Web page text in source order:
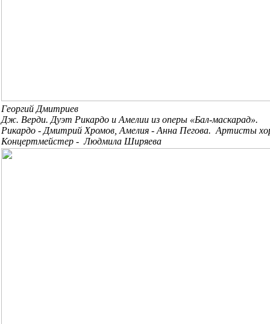
Георгий Дмитриев
Дж. Верди. Дуэт Рикардо и Амелии из оперы «Бал-маскарад».
Рикардо - Дмитрий Хромов, Амелия - Анна Пегова. Артисты
Концертмейстер - Людмила Ширяева